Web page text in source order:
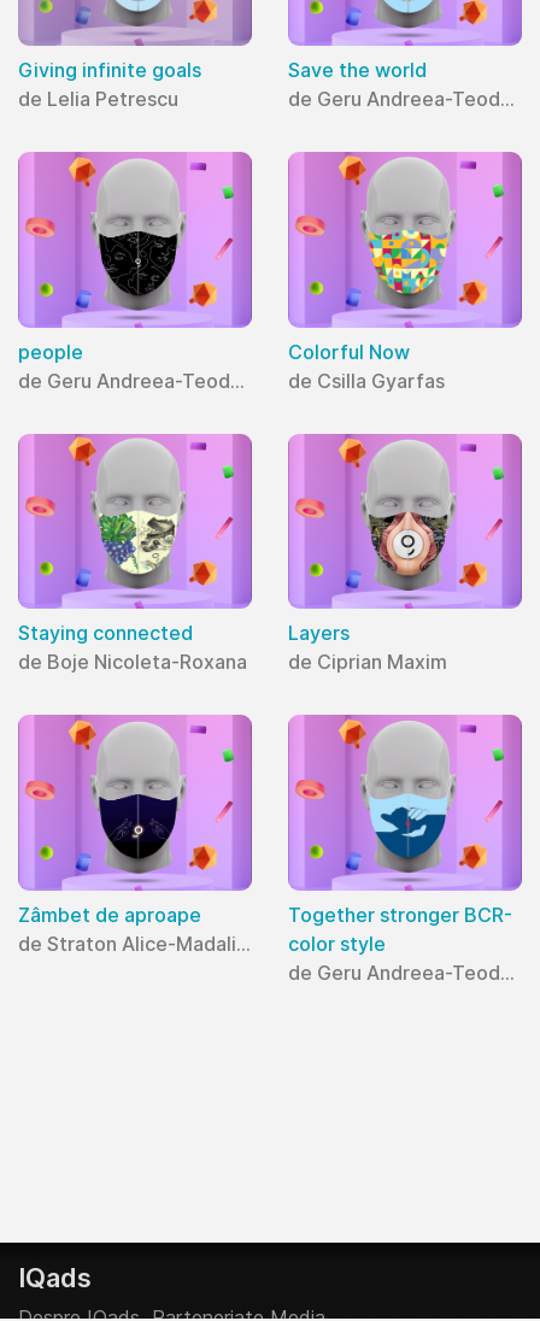
Giving infinite goals
de Lelia Petrescu
Save the world
de Geru Andreea-Teodora
people
de Geru Andreea-Teodora
Colorful Now
de Csilla Gyarfas
Staying connected
de Boje Nicoleta-Roxana
Layers
de Ciprian Maxim
Zâmbet de aproape
de Straton Alice-Madalina
Together stronger BCR-
color style
de Geru Andreea-Teodora
IQads